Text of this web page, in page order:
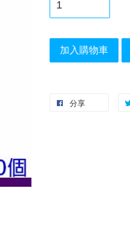
加入購物車
分享